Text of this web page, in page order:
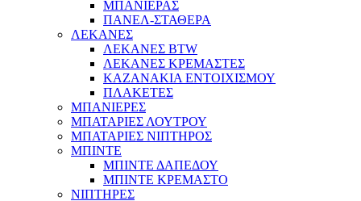
ΜΠΑΝΙΕΡΑΣ
ΠΑΝΕΛ-ΣΤΑΘΕΡΑ
ΛΕΚΑΝΕΣ
ΛΕΚΑΝΕΣ BTW
ΛΕΚΑΝΕΣ ΚΡΕΜΑΣΤΕΣ
ΚΑΖΑΝΑΚΙΑ ΕΝΤΟΙΧΙΣΜΟΥ
ΠΛΑΚΕΤΕΣ
ΜΠΑΝΙΕΡΕΣ
ΜΠΑΤΑΡΙΕΣ ΛΟΥΤΡΟΥ
ΜΠΑΤΑΡΙΕΣ ΝΙΠΤΗΡΟΣ
ΜΠΙΝΤΕ
ΜΠΙΝΤΕ ΔΑΠΕΔΟΥ
ΜΠΙΝΤΕ ΚΡΕΜΑΣΤΟ
ΝΙΠΤΗΡΕΣ